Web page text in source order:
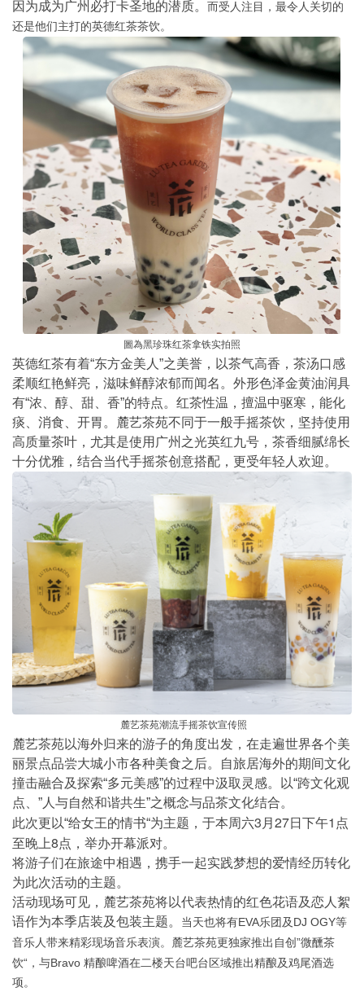
因为成为广州必打卡圣地的潜质。 而受人注目，最令人关切的
还是他们主打的英德红茶茶饮。
圖為黑珍珠红茶拿铁实拍照
英德红茶有着“东方金美人 ”之美誉，以茶气高香，茶汤口感
柔顺红艳鲜亮，滋味鲜醇浓郁而闻名。外形色泽金黄油润具
有“浓、醇、甜、香”的特点。红茶性温，擅温中驱寒，能化
痰、消食、开胃。麓艺茶苑不同于一般手摇茶饮，坚持使用
高质量茶叶，尤其是使用广州之光英红九号，茶香细腻绵长
十分优雅，结合当代手摇茶创意搭配，更受年轻人欢迎。
麓艺茶苑潮流手摇茶饮宣传照
麓艺茶苑以海外归来的游子的角度出发，在走遍世界各个美
丽景点品尝大城小市各种美食之后。自旅居海外的期间文化
撞击融合及探索“多元美感”的过程中汲取灵感。以“跨文化观
点、 ” 人与自然和谐共生”之概念与品茶文化结合。
此次更以“给女王的情书“为主题，于本周六3 月 27日下午1 点
至晚上8点，举办开幕派对。
将游子们在旅途中相遇，携手一起实践梦想的爱情经历转化
为此次活动的主题。
活动现场可见，麓艺茶苑将以代表热情的红色花语及恋人絮
语作为本季店装及包装主题。
当天也将有EVA乐团及 DJ OGY等
音乐人带来精彩现场音乐表演。麓艺茶苑更独家推出自创 ”微醺茶
饮“ ，与Bravo 精酿啤酒在二楼天台吧台区域推出精酿及鸡尾酒选
项。